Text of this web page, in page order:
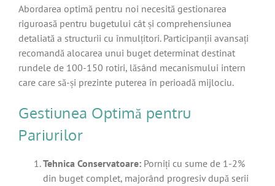
Abordarea optimă pentru noi necesită gestionarea
riguroasă pentru bugetului cât și comprehensiunea
detaliată a structurii cu înmulțitori. Participanții avansați
recomandă alocarea unui buget determinat destinat
rundele de 100-150 rotiri, lăsând mecanismului intern
care care să-și prezinte puterea în perioadă mijlociu.
Gestiunea Optimă pentru
Pariurilor
Tehnica Conservatoare: Porniți cu sume de 1-2%
din buget complet, majorând progresiv după serii